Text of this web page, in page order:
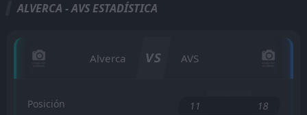
ALVERCA - AVS ESTADÍSTICA
Alverca VS AVS
Posición 11 18